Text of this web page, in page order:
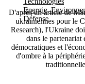
Energie,
Défense
D'après un article de
ukrainiennes pour le
Research), l'Ukraine
dans le partenariat
démocratiques et
d'ombre à la